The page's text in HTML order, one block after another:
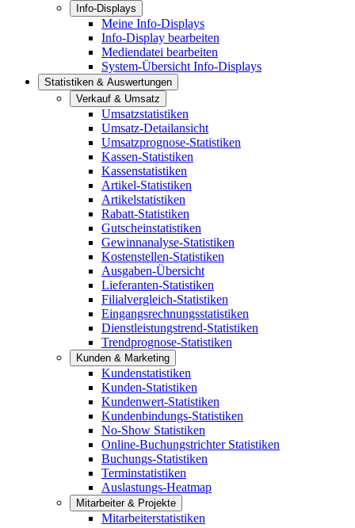
Info-Displays
Meine Info-Displays
Info-Display bearbeiten
Mediendatei bearbeiten
System-Übersicht Info-Displays
Statistiken & Auswertungen
Verkauf & Umsatz
Umsatzstatistiken
Umsatz-Detailansicht
Umsatzprognose-Statistiken
Kassen-Statistiken
Kassenstatistiken
Artikel-Statistiken
Artikelstatistiken
Rabatt-Statistiken
Gutscheinstatistiken
Gewinnanalyse-Statistiken
Kostenstellen-Statistiken
Ausgaben-Übersicht
Lieferanten-Statistiken
Filialvergleich-Statistiken
Eingangsrechnungsstatistiken
Dienstleistungstrend-Statistiken
Trendprognose-Statistiken
Kunden & Marketing
Kundenstatistiken
Kunden-Statistiken
Kundenwert-Statistiken
Kundenbindungs-Statistiken
No-Show Statistiken
Online-Buchungstrichter Statistiken
Buchungs-Statistiken
Terminstatistiken
Auslastungs-Heatmap
Mitarbeiter & Projekte
Mitarbeiterstatistiken